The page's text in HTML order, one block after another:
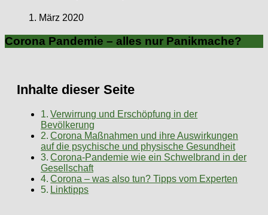
1. März 2020
Corona Pandemie – alles nur Panikmache?
Inhalte dieser Seite
Verwirrung und Erschöpfung in der
Bevölkerung
Corona Maßnahmen und ihre Auswirkungen
auf die psychische und physische Gesundheit
Corona-Pandemie wie ein Schwelbrand in der
Gesellschaft
Corona – was also tun? Tipps vom Experten
Linktipps